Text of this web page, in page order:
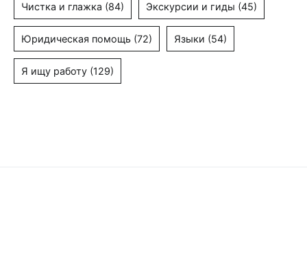
Чистка и глажка (84) Экскурсии и гиды (45)
Юридическая помощь (72) Языки (54)
Я ищу работу (129)